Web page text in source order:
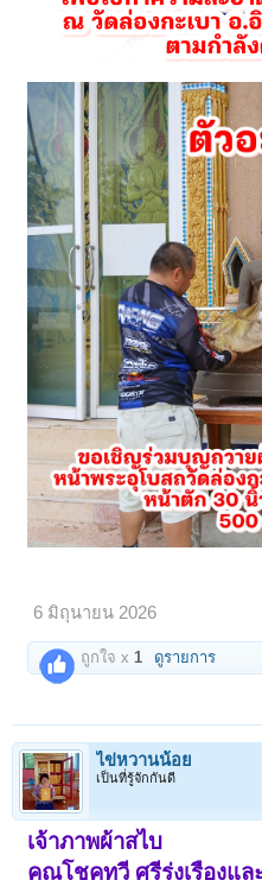
6 มิถุนายน 2026
ถูกใจ x1 ดูรายการ
ไข่หวานน้อย
เป็นที่รู้จักกันดี
เจ้าภาพผ้าสไบ
คุณโชคทวี ศรีรุ่งเรืองแ